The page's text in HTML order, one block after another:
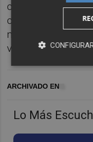
Lo Más
cultural y
convirtiéndose en
mundial tanto en
vida nocturna.
ARCHIVADO EN